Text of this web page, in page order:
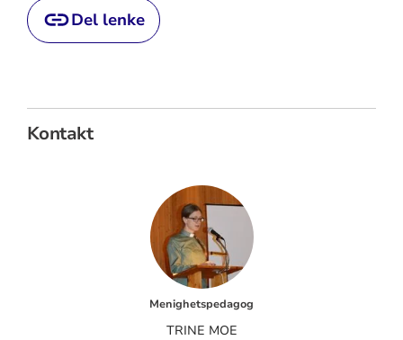
Del lenke
Kontakt
Menighetspedagog
TRINE MOE